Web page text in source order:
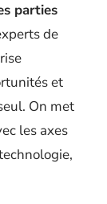
parties
de
et
On met
les axes